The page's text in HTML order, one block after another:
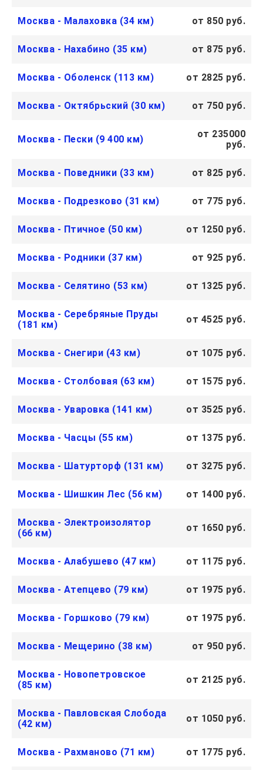
Москва - Малаховка (34 км) от 850 руб.
Москва - Нахабино (35 км) от 875 руб.
Москва - Оболенск (113 км) от 2825 руб.
Москва - Октябрьский (30 км) от 750 руб.
Москва - Пески (9 400 км)
от 235000
руб.
Москва - Поведники (33 км) от 825 руб.
Москва - Подрезково (31 км) от 775 руб.
Москва - Птичное (50 км) от 1250 руб.
Москва - Родники (37 км) от 925 руб.
Москва - Селятино (53 км) от 1325 руб.
Москва - Серебряные Пруды
(181 км)
от 4525 руб.
Москва - Снегири (43 км) от 1075 руб.
Москва - Столбовая (63 км) от 1575 руб.
Москва - Уваровка (141 км) от 3525 руб.
Москва - Часцы (55 км) от 1375 руб.
Москва - Шатурторф (131 км) от 3275 руб.
Москва - Шишкин Лес (56 км) от 1400 руб.
Москва - Электроизолятор
(66 км)
от 1650 руб.
Москва - Алабушево (47 км) от 1175 руб.
Москва - Атепцево (79 км) от 1975 руб.
Москва - Горшково (79 км) от 1975 руб.
Москва - Мещерино (38 км) от 950 руб.
Москва - Новопетровское
(85 км)
от 2125 руб.
Москва - Павловская Слобода
(42 км)
от 1050 руб.
Москва - Рахманово (71 км) от 1775 руб.